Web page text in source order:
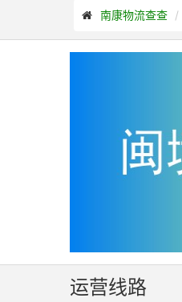
南康物流查查
运营线路